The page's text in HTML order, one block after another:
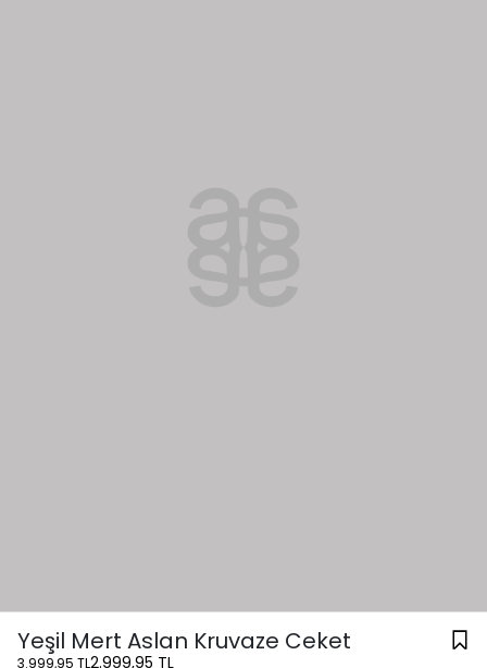
Yeşil Mert Aslan Kruvaze Ceket
3.999,95 TL2.999,95 TL